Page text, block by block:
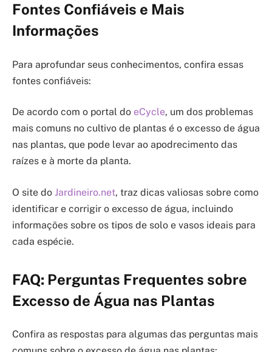
Fontes Confiáveis e Mais
Informações
Para aprofundar seus conhecimentos, confira essas
fontes confiáveis:
De acordo com o portal do eCycle, um dos problemas
mais comuns no cultivo de plantas é o excesso de água
nas plantas, que pode levar ao apodrecimento das
raízes e à morte da planta.
O site do Jardineiro.net, traz dicas valiosas sobre como
identificar e corrigir o excesso de água, incluindo
informações sobre os tipos de solo e vasos ideais para
cada espécie.
FAQ: Perguntas Frequentes sobre
Excesso de Água nas Plantas
Confira as respostas para algumas das perguntas mais